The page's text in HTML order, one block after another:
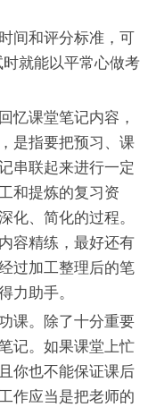
和评分标准，可
就能以平常心做考
课堂笔记内容，
是指要把预习、课
串联起来进行一定
和提炼的复习资
化、简化的过程。
容精练，最好还有
过加工整理后的笔
力助手。
课。除了十分重要
记。如果课堂上忙
你也不能保证课后
作应当是把老师的